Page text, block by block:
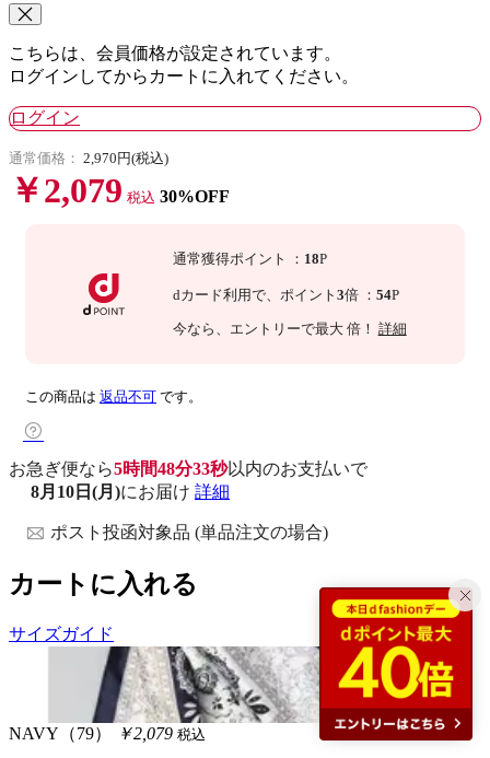
こちらは、会員価格が設定されています。
ログインしてからカートに入れてください。
ログイン
通常価格： 2,970円(税込)
￥2,079 税込 30%OFF
通常獲得ポイント ： 18P
dカード利用で、 ポイント 3倍 ： 54P
今なら 、エントリーで最大 倍！ 詳細
この商品は 返品不可 です。
お急ぎ便なら5時間48分32秒以内のお支払いで
8月10日(月)にお届け 詳細
ポスト投函対象品 (単品注文の場合)
カートに入れる
サイズガイド
NAVY（79） ￥2,079 税込